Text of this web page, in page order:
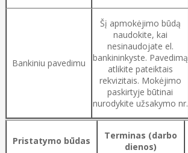
Bankiniu pavedimu
Šį apmokėjimo būdą
naudokite, kai
nesinaudojate el.
bankininkyste. Pavedimą
atlikite pateiktais
rekvizitais. Mokėjimo
paskirtyje būtinai
nurodykite užsakymo nr.
Pristatymo būdas
Terminas (darbo
dienos)